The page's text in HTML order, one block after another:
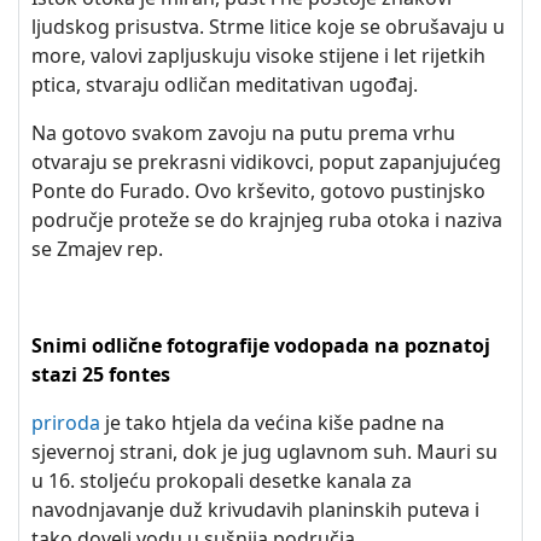
ljudskog prisustva. Strme litice koje se obrušavaju u
more, valovi zapljuskuju visoke stijene i let rijetkih
ptica, stvaraju odličan meditativan ugođaj.
Na gotovo svakom zavoju na putu prema vrhu
otvaraju se prekrasni vidikovci, poput zapanjujućeg
Ponte do Furado. Ovo krševito, gotovo pustinjsko
područje proteže se do krajnjeg ruba otoka i naziva
se Zmajev rep.
Snimi odlične fotografije vodopada na poznatoj
stazi 25 fontes
priroda je tako htjela da većina kiše padne na
sjevernoj strani, dok je jug uglavnom suh. Mauri su
u 16. stoljeću prokopali desetke kanala za
navodnjavanje duž krivudavih planinskih puteva i